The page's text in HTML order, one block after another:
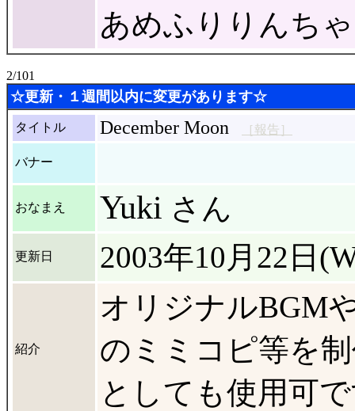
あめふりりんち
2/101
☆更新・１週間以内に変更があります☆
タイトル December Moon ［報告］
バナー
おなまえ Yuki さん
更新日 2003年10月22日
紹介
オリジナルBGM
のミミコピ等を
としても使用可